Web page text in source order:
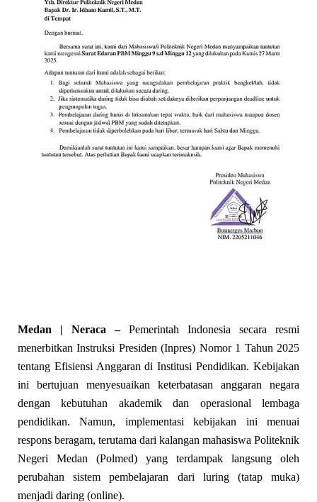
Medan | Neraca – Pemerintah Indonesia secara resmi
menerbitkan Instruksi Presiden (Inpres) Nomor 1 Tahun 2025
tentang Efisiensi Anggaran di Institusi Pendidikan. Kebijakan
ini bertujuan menyesuaikan keterbatasan anggaran negara
dengan kebutuhan akademik dan operasional lembaga
pendidikan. Namun, implementasi kebijakan ini menuai
respons beragam, terutama dari kalangan mahasiswa Politeknik
Negeri Medan (Polmed) yang terdampak langsung oleh
perubahan sistem pembelajaran dari luring (tatap muka)
menjadi daring (online).